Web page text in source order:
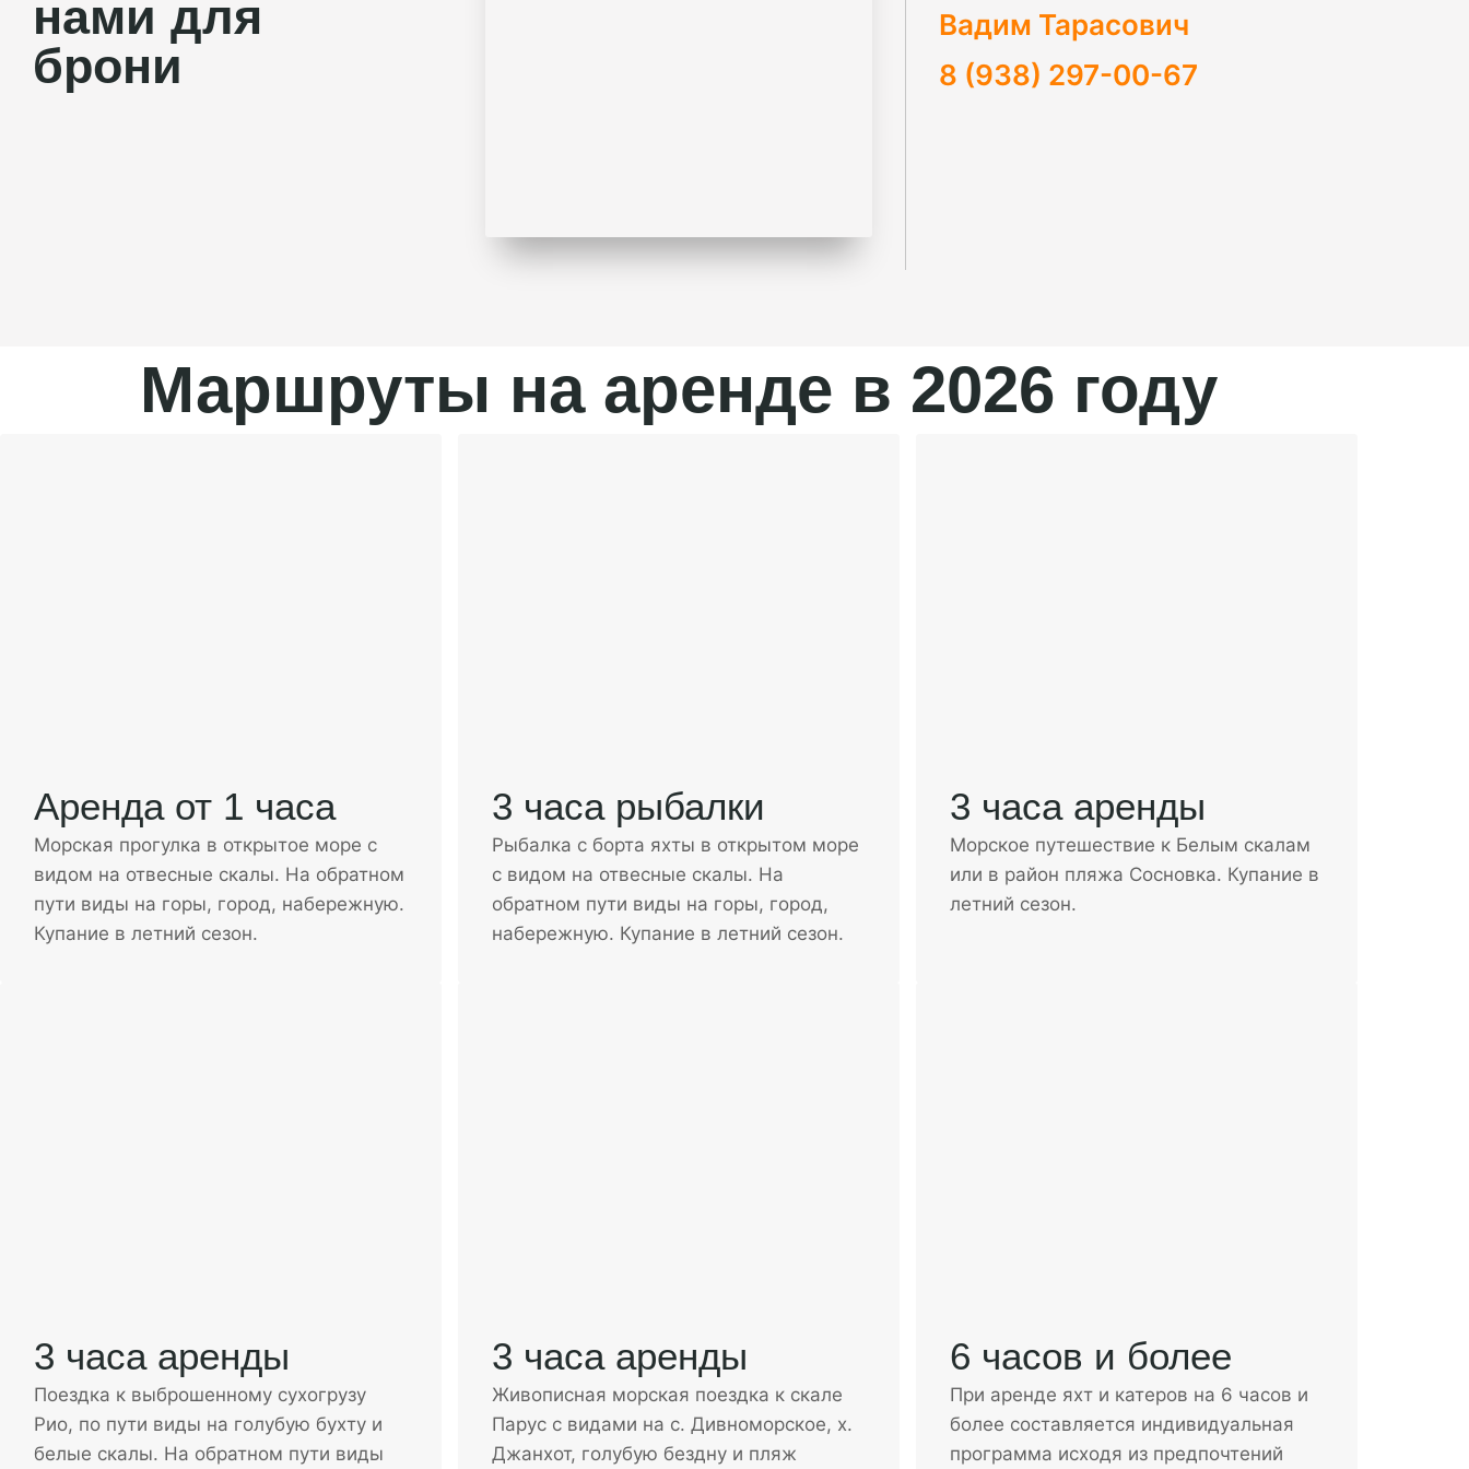
нами для
брони
Вадим Тарасович
8 (938) 297-00-67
Маршруты на аренде в 2026 году
Аренда от 1 часа
Морская прогулка в открытое море с
видом на отвесные скалы. На обратном
пути виды на горы, город, набережную.
Купание в летний сезон.
3 часа рыбалки
Рыбалка с борта яхты в открытом море
с видом на отвесные скалы. На
обратном пути виды на горы, город,
набережную. Купание в летний сезон.
3 часа аренды
Морское путешествие к Белым скалам
или в район пляжа Сосновка. Купание в
летний сезон.
3 часа аренды
Поездка к выброшенному сухогрузу
Рио, по пути виды на голубую бухту и
белые скалы. На обратном пути виды
3 часа аренды
Живописная морская поездка к скале
Парус с видами на с. Дивноморское, х.
Джанхот, голубую бездну и пляж
6 часов и более
При аренде яхт и катеров на 6 часов и
более составляется индивидуальная
программа исходя из предпочтений